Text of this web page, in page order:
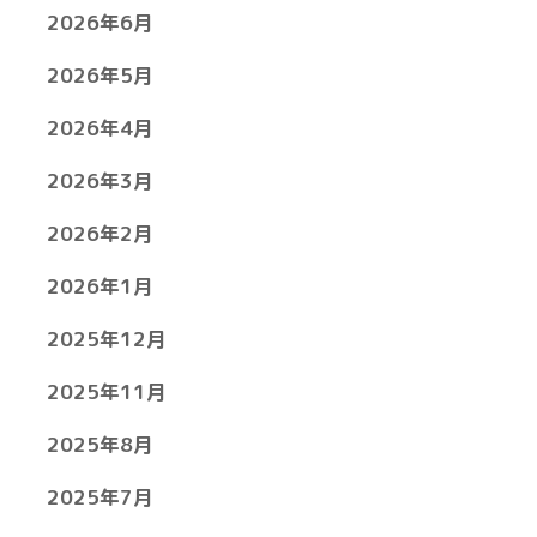
2026年6月
2026年5月
2026年4月
2026年3月
2026年2月
2026年1月
2025年12月
2025年11月
2025年8月
2025年7月